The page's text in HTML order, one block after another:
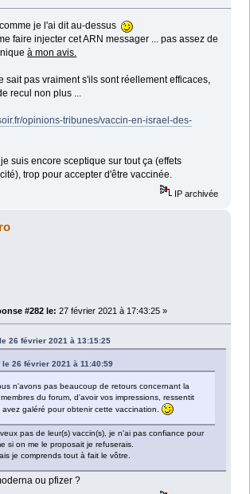
je l'ai dit au-dessus
faire injecter cet ARN messager ... pas assez de
à mon avis.
sait pas vraiment s'ils sont réellement efficaces,
recul non plus ...
opinions-tribunes/vaccin-en-israel-des-
je suis encore sceptique sur tout ça (effets
trop pour accepter d'être vaccinée.
IP archivée
#282 le: 27 février 2021 à 17:43:25 »
26 février 2021 à 13:15:25
26 février 2021 à 11:40:59
n'avons pas beaucoup de retours concernant la
du forum, d'avoir vos impressions, ressentit
avez galéré pour obtenir cette vaccination.
pas de leur(s) vaccin(s), je n'ai pas confiance pour
si on me le proposait je refuserais.
je comprends tout à fait le vôtre.
ou pfizer ?